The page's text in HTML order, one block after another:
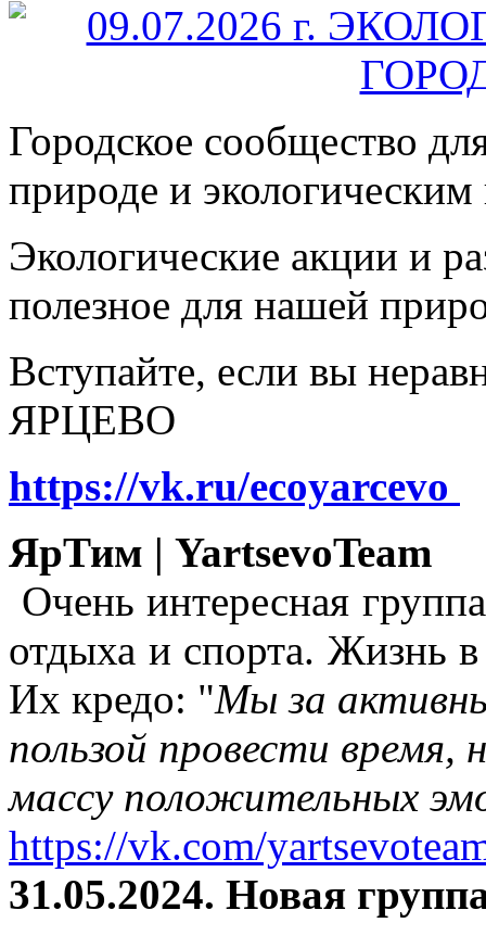
Городское сообщество
природе и
Экологические акции и
полезное для нашей
Вступайте, если вы
ЯРЦЕВО
https://vk.ru/ecoyarcevo
ЯрТим | YartsevoTeam
Очень интересная
отдыха и спорта. Жизнь
Их кредо: "Мы за
пользой провести время,
массу положительных
https://vk.com/
31.05.2024. Новая